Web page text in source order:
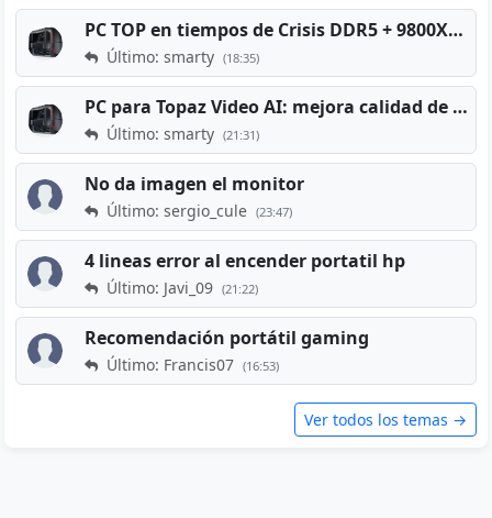
PC TOP en tiempos de Crisis DDR5 + 9800X3D + RTX 5080 [2026][2400€]
Último: smarty (18:35)
PC para Topaz Video AI: mejora calidad de vídeos viejos
Último: smarty (21:31)
No da imagen el monitor
Último: sergio_cule (23:47)
4 lineas error al encender portatil hp
Último: Javi_09 (21:22)
Recomendación portátil gaming
Último: Francis07 (16:53)
Ver todos los temas →